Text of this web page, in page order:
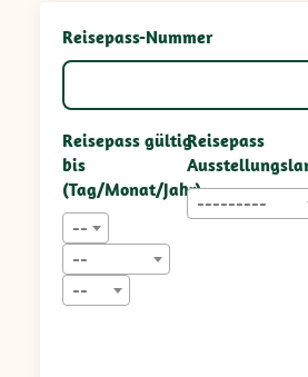
Reisepass-Nummer
Reisepass gültig
bis
(Tag/Monat/Jahr)
--
--
--
Reisepass
---------